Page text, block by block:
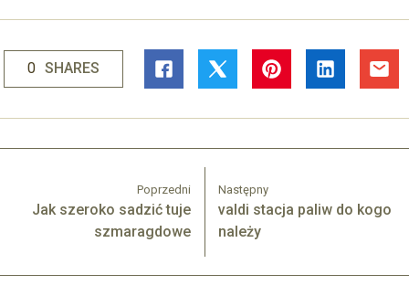
0 SHARES
Poprzedni
Jak szeroko sadzić tuje
szmaragdowe
Następny
valdi stacja paliw do kogo
należy